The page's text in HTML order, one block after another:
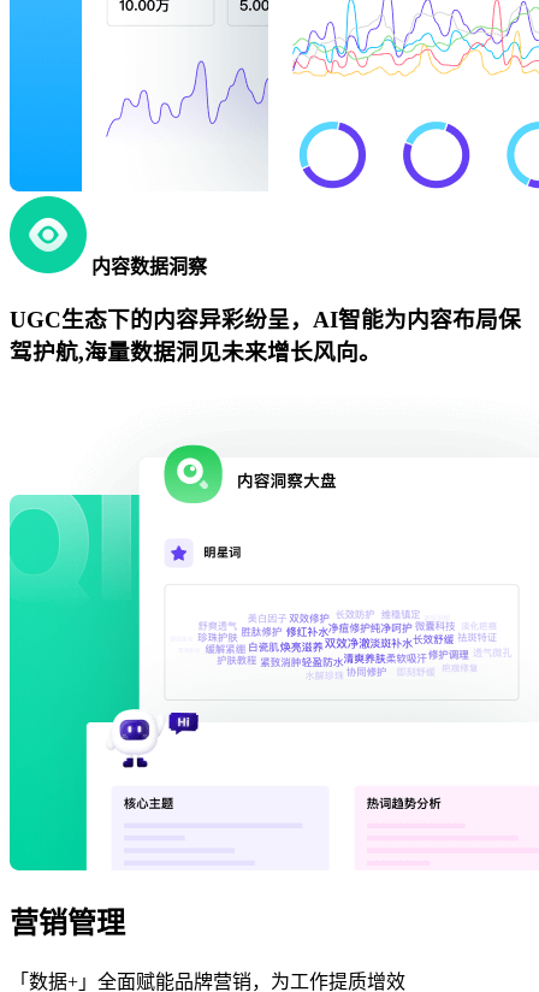
内容数据洞察
UGC生态下的内容异彩纷呈，AI智能为内容布局保
驾护航,海量数据洞见未来增长风向。
营销管理
「数据+」全面赋能品牌营销，为工作提质增效